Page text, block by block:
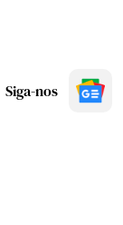
Siga-nos